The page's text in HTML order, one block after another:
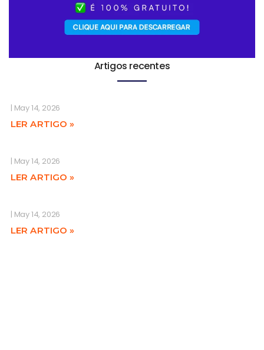
Artigos recentes
May 14, 2026
LER ARTIGO »
May 14, 2026
LER ARTIGO »
May 14, 2026
LER ARTIGO »